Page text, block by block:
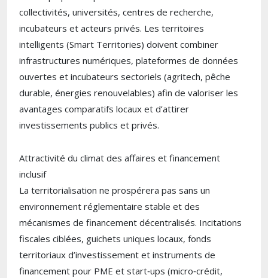
collectivités, universités, centres de recherche,
incubateurs et acteurs privés. Les territoires
intelligents (Smart Territories) doivent combiner
infrastructures numériques, plateformes de données
ouvertes et incubateurs sectoriels (agritech, pêche
durable, énergies renouvelables) afin de valoriser les
avantages comparatifs locaux et d’attirer
investissements publics et privés.
Attractivité du climat des affaires et financement
inclusif
La territorialisation ne prospérera pas sans un
environnement réglementaire stable et des
mécanismes de financement décentralisés. Incitations
fiscales ciblées, guichets uniques locaux, fonds
territoriaux d’investissement et instruments de
financement pour PME et start‑ups (micro‑crédit,